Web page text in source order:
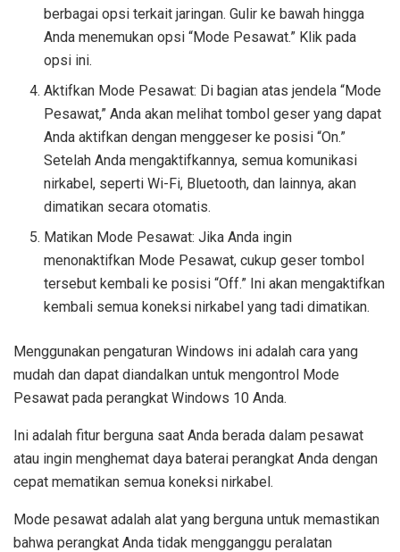
berbagai opsi terkait jaringan. Gulir ke bawah hingga
Anda menemukan opsi “Mode Pesawat.” Klik pada
opsi ini.
Aktifkan Mode Pesawat: Di bagian atas jendela “Mode
Pesawat,” Anda akan melihat tombol geser yang dapat
Anda aktifkan dengan menggeser ke posisi “On.”
Setelah Anda mengaktifkannya, semua komunikasi
nirkabel, seperti Wi-Fi, Bluetooth, dan lainnya, akan
dimatikan secara otomatis.
Matikan Mode Pesawat: Jika Anda ingin
menonaktifkan Mode Pesawat, cukup geser tombol
tersebut kembali ke posisi “Off.” Ini akan mengaktifkan
kembali semua koneksi nirkabel yang tadi dimatikan.
Menggunakan pengaturan Windows ini adalah cara yang
mudah dan dapat diandalkan untuk mengontrol Mode
Pesawat pada perangkat Windows 10 Anda.
Ini adalah fitur berguna saat Anda berada dalam pesawat
atau ingin menghemat daya baterai perangkat Anda dengan
cepat mematikan semua koneksi nirkabel.
Mode pesawat adalah alat yang berguna untuk memastikan
bahwa perangkat Anda tidak mengganggu peralatan